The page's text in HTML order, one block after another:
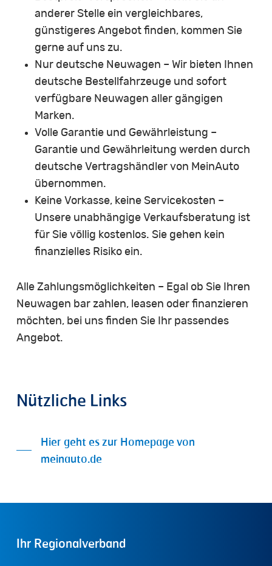
anderer Stelle ein vergleichbares,
günstigeres Angebot finden, kommen Sie
gerne auf uns zu.
Nur deutsche Neuwagen – Wir bieten Ihnen
deutsche Bestellfahrzeuge und sofort
verfügbare Neuwagen aller gängigen
Marken.
Volle Garantie und Gewährleistung –
Garantie und Gewährleitung werden durch
deutsche Vertragshändler von MeinAuto
übernommen.
Keine Vorkasse, keine Servicekosten –
Unsere unabhängige Verkaufsberatung ist
für Sie völlig kostenlos. Sie gehen kein
finanzielles Risiko ein.
Alle Zahlungsmöglichkeiten – Egal ob Sie Ihren
Neuwagen bar zahlen, leasen oder finanzieren
möchten, bei uns finden Sie Ihr passendes
Angebot.
Nützliche Links
Hier geht es zur Homepage von
meinauto.de
Ihr Regionalverband